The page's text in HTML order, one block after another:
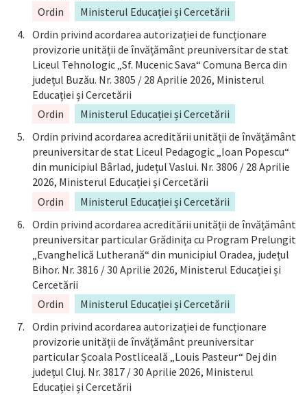
Ordin
Ministerul Educației și Cercetării
Ordin privind acordarea autorizației de funcționare
provizorie unității de învățământ preuniversitar de stat
Liceul Tehnologic „Sf. Mucenic Sava“ Comuna Berca din
județul Buzău. Nr. 3805 / 28 Aprilie 2026, Ministerul
Educației și Cercetării
Ordin
Ministerul Educației și Cercetării
Ordin privind acordarea acreditării unității de învățământ
preuniversitar de stat Liceul Pedagogic „Ioan Popescu“
din municipiul Bârlad, județul Vaslui. Nr. 3806 / 28 Aprilie
2026, Ministerul Educației și Cercetării
Ordin
Ministerul Educației și Cercetării
Ordin privind acordarea acreditării unității de învățământ
preuniversitar particular Grădinița cu Program Prelungit
„Evanghelică Lutherană“ din municipiul Oradea, județul
Bihor. Nr. 3816 / 30 Aprilie 2026, Ministerul Educației și
Cercetării
Ordin
Ministerul Educației și Cercetării
Ordin privind acordarea autorizației de funcționare
provizorie unității de învățământ preuniversitar
particular Școala Postliceală „Louis Pasteur“ Dej din
județul Cluj. Nr. 3817 / 30 Aprilie 2026, Ministerul
Educației și Cercetării